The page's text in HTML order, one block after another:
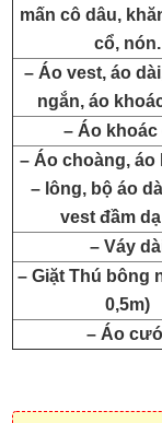
mấn cô dâu,
cổ, nón.
– Áo vest, áo
ngắn, áo
– Áo khoác
– Áo choàng, áo
– lông, bộ áo
vest đầm
– Váy
– Giặt Thú bông
0,5m)
– Áo